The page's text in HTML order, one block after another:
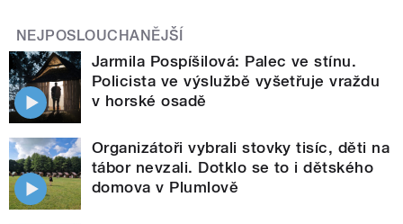
NEJPOSLOUCHANĚJŠÍ
Jarmila Pospíšilová: Palec ve stínu.
Policista ve výslužbě vyšetřuje vraždu
v horské osadě
Organizátoři vybrali stovky tisíc, děti na
tábor nevzali. Dotklo se to i dětského
domova v Plumlově